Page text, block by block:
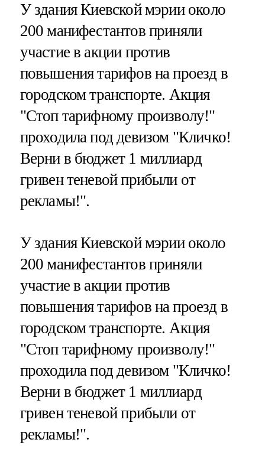
У здания Киевской мэрии около
200 манифестантов приняли
участие в акции против
повышения тарифов на проезд в
городском транспорте. Акция
"Стоп тарифному произволу!"
проходила под девизом "Кличко!
Верни в бюджет 1 миллиард
гривен теневой прибыли от
рекламы!".
У здания Киевской мэрии около
200 манифестантов приняли
участие в акции против
повышения тарифов на проезд в
городском транспорте. Акция
"Стоп тарифному произволу!"
проходила под девизом "Кличко!
Верни в бюджет 1 миллиард
гривен теневой прибыли от
рекламы!".